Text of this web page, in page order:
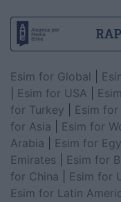
Esim for Global
Esim for USA
for Turkey
Esim
for Asia
Esim for
Arabia
Esim for
Emirates
Esim for
for China
Esim for
Esim for Latin